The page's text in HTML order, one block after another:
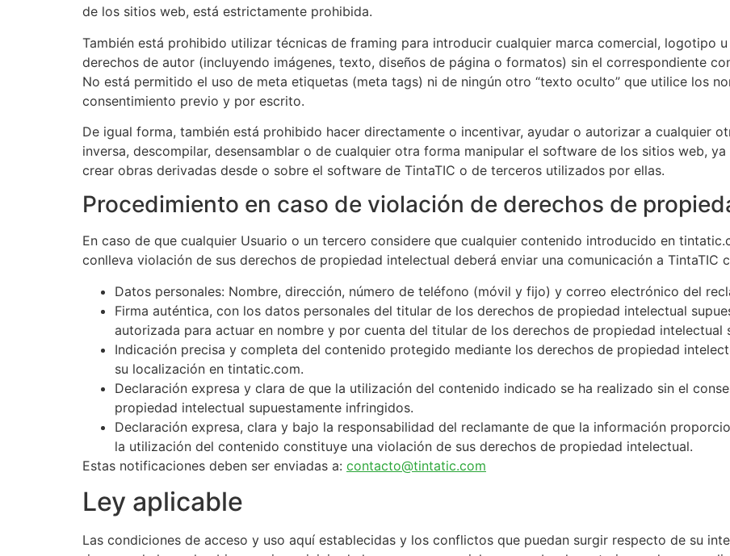
de los sitios web, está estrictamente prohibida.
También está prohibido utilizar técnicas de framing para introducir cualquier marca comercial, logotipo
derechos de autor (incluyendo imágenes, texto, diseños de página o formatos) sin el correspondiente
No está permitido el uso de meta etiquetas (meta tags) ni de ningún otro “texto oculto” que utilice los
consentimiento previo y por escrito.
De igual forma, también está prohibido hacer directamente o incentivar, ayudar o autorizar a cualquier
inversa, descompilar, desensamblar o de cualquier otra forma manipular el software de los sitios web,
crear obras derivadas desde o sobre el software de TintaTIC o de terceros utilizados por ellas.
Procedimiento en caso de violación de derechos de
En caso de que cualquier Usuario o un tercero considere que cualquier contenido introducido en
conlleva violación de sus derechos de propiedad intelectual deberá enviar una comunicación a TintaTIC
Datos personales: Nombre, dirección, número de teléfono (móvil y fijo) y correo electrónico del
Firma auténtica, con los datos personales del titular de los derechos de propiedad intelectual
autorizada para actuar en nombre y por cuenta del titular de los derechos de propiedad intelectual
Indicación precisa y completa del contenido protegido mediante los derechos de propiedad
su localización en tintatic.com.
Declaración expresa y clara de que la utilización del contenido indicado se ha realizado sin el
propiedad intelectual supuestamente infringidos.
Declaración expresa, clara y bajo la responsabilidad del reclamante de que la información
la utilización del contenido constituye una violación de sus derechos de propiedad intelectual.
Estas notificaciones deben ser enviadas a: contacto@tintatic.com
Ley aplicable
Las condiciones de acceso y uso aquí establecidas y los conflictos que puedan surgir respecto de su